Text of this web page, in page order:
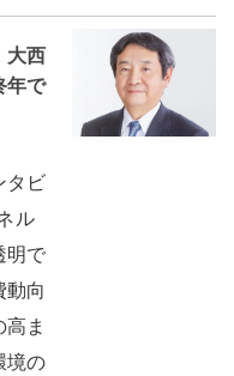
大西
年で
タビ
ル
明で
動向
ま
境の